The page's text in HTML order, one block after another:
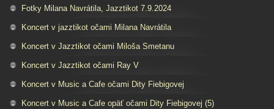
Fotky Milana Navrátila, Jazztikot 7.9.2024
Koncert v jazztikot očami Milana Navrátila
Koncert v Jazztikot očami Miloša Smetanu
Koncert v Jazztikot očami Ray V
Koncert v Music a Cafe očami Dity Fiebigovej
Koncert v Music a Cafe opäť očami Dity Fiebigovej (5)